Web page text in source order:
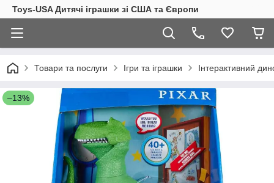
Toys-USA Дитячі іграшки зі США та Європи
Товари та послуги Ігри та іграшки Інтерактивний
–13%